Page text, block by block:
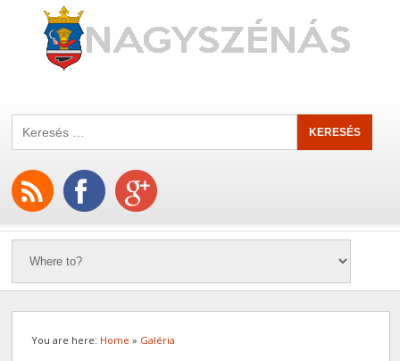
You are here: Home » Galéria